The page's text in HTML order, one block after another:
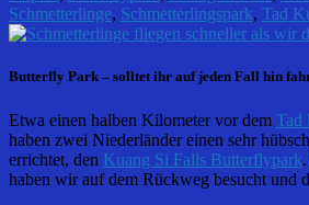
Schmetterlinge, Schmetterlingspark, Tad
Butterfly Park – solltet ihr auf jeden Fall hin
Etwa einen halben Kilometer vor dem Tad
haben zwei Niederländer einen sehr
errichtet, den Kuang Si Falls Butterflypark
haben wir auf dem Rückweg besucht und